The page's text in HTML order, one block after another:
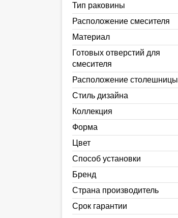
Тип раковины
Расположение смесителя
Материал
Готовых отверстий для
смесителя
Расположение столешницы
Стиль дизайна
Коллекция
Форма
Цвет
Способ установки
Бренд
Страна производитель
Срок гарантии